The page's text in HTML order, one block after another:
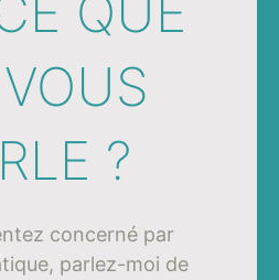
?
concerné par
parlez-moi de